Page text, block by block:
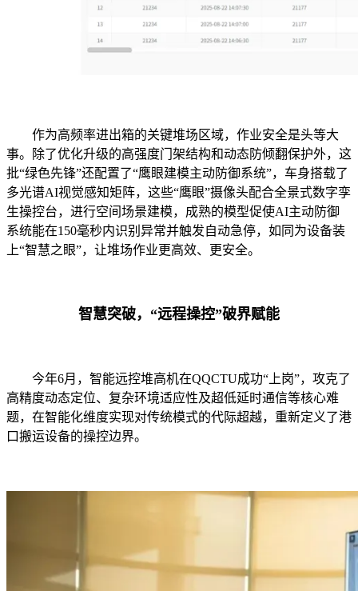
作为高频率进出箱的关键堆场区域，作业安全是头等大
事。除了优化升级的高强度门架结构和动态防倾翻保护外，这
批“绿色先锋”还配置了“鹰眼建模主动防御系统”，车身搭载了
多光谱AI视觉感知矩阵，这些“鹰眼”摄像头配合全景式数字孪
生操控台，进行空间场景建模，成熟的模型促使AI主动防御
系统能在150毫秒内识别异常并触发自动急停，如同为设备装
上“智慧之眼”，让堆场作业更高效、更安全。
智慧突破，“远程操控”破界赋能
今年6月，智能远控堆高机在QQCTU成功“上岗”，攻克了
高精度动态定位、复杂环境适应性及超低延时通信等核心难
题，在智能化维度实现对传统模式的代际超越，重新定义了港
口搬运设备的操控边界。